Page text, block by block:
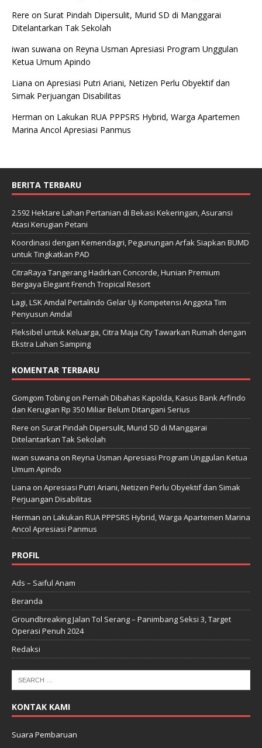
Rere on Surat Pindah Dipersulit, Murid SD di Manggarai
Ditelantarkan Tak Sekolah
iwan suwana on Reyna Usman Apresiasi Program Unggulan
Ketua Umum Apindo
Liana on Apresiasi Putri Ariani, Netizen Perlu Obyektif dan
Simak Perjuangan Disabilitas
Herman on Lakukan RUA PPPSRS Hybrid, Warga Apartemen
Marina Ancol Apresiasi Panmus
BERITA TERBARU
2.592 Hektare Lahan Pertanian di Bekasi Kekeringan, Asuransi
Atasi Kerugian Petani
Koordinasi dengan Kemendagri, Pegunungan Arfak Siapkan BUMD
untuk Tingkatkan PAD
CitraRaya Tangerang Hadirkan Concorde, Hunian Premium
Bergaya Elegant French Tropical Resort
Lagi, LSK Amdal Pertalindo Gelar Uji Kompetensi Anggota Tim
Penyusun Amdal
Fleksibel untuk Keluarga, Citra Maja City Tawarkan Rumah dengan
Ekstra Lahan Samping
KOMENTAR TERBARU
Gomgom Tobing on Pernah Dibahas Kapolda, Kasus Bank Arfindo
dan Kerugian Rp 350 Miliar Belum Ditangani Serius
Rere on Surat Pindah Dipersulit, Murid SD di Manggarai
Ditelantarkan Tak Sekolah
iwan suwana on Reyna Usman Apresiasi Program Unggulan Ketua
Umum Apindo
Liana on Apresiasi Putri Ariani, Netizen Perlu Obyektif dan Simak
Perjuangan Disabilitas
Herman on Lakukan RUA PPPSRS Hybrid, Warga Apartemen Marina
Ancol Apresiasi Panmus
PROFIL
Ads – Saiful Anam
Beranda
Groundbreaking Jalan Tol Serang – Panimbang Seksi 3, Target
Operasi Penuh 2024
Redaksi
KONTAK KAMI
Suara Pembaruan